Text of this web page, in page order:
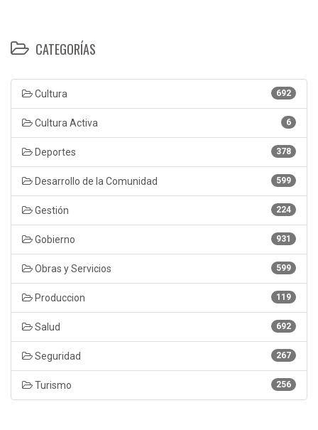
CATEGORÍAS
692
Cultura
6
Cultura Activa
378
Deportes
599
Desarrollo de la Comunidad
224
Gestión
931
Gobierno
599
Obras y Servicios
119
Produccion
692
Salud
267
Seguridad
256
Turismo